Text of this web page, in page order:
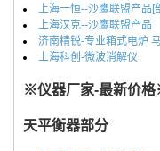
上海一恒--沙鹰联盟产品[
上海汉克--沙鹰联盟产品
济南精锐-专业箱式电炉
上海科创-微波消解仪
※仪器厂家-最新价
天平衡器部分